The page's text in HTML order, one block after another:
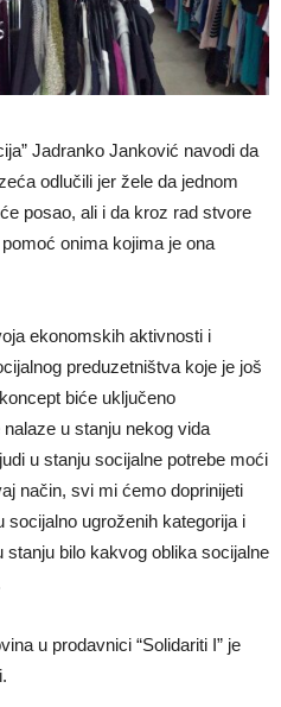
Jadranko Janković navodi da
odlučili jer žele da jednom
posao, ali i da kroz rad stvore
onima kojima je ona
ekonomskih aktivnosti i
preduzetništva koje je još
biće uključeno
u stanju nekog vida
u stanju socijalne potrebe moći
način, svi mi ćemo doprinijeti
socijalno ugroženih kategorija i
bilo kakvog oblika socijalne
u prodavnici “Solidariti I” je